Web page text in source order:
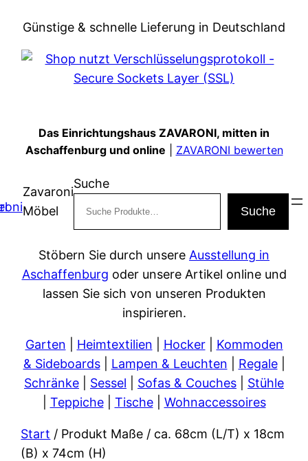
Inhalt
springen
Günstige & schnelle Lieferung in Deutschland
Das Einrichtungshaus ZAVARONI, mitten in
Aschaffenburg und online
ZAVARONI bewerten
Zavaroni
Möbel
Suche
Suche
Stöbern Sie durch unsere Ausstellung in
Aschaffenburg oder unsere Artikel online und
lassen Sie sich von unseren Produkten
inspirieren.
Garten Heimtextilien Hocker| Kommoden
& Sideboards| Lampen & Leuchten Regale|
Schränke
Sessel Sofas & Couches
Stühle
Teppiche| Tische| Wohnaccessoires
Start / Produkt Maße / ca. 68cm (L/T) x 18cm
(B) x 74cm (H)